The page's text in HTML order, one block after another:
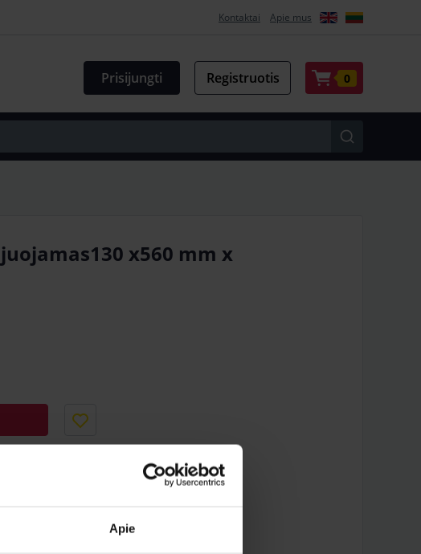
Apie
Kontaktai Apie mus
Prisijungti Registruotis 0
x560 mm x